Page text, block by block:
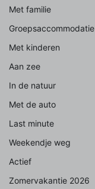
Met familie
Groepsaccommodatie
Met kinderen
Aan zee
In de natuur
Met de auto
Last minute
Weekendje weg
Actief
Zomervakantie 2026